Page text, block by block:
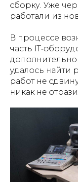
сборку. Уже
работали из
В процессе
часть
удалось найти
работ не
никак не